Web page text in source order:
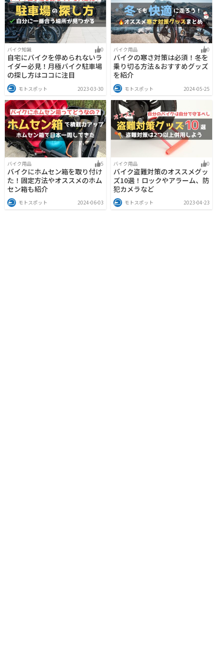
バイク知識 0
自宅にバイクを停められないラ
イダー必見！月極バイク駐車場
の探し方はココに注目
モトスポット 2023-03-30
バイク用品 0
バイクの寒さ対策は必須！冬を
乗り切る方法＆おすすめグッズ
を紹介
モトスポット 2024-05-25
バイク用品 5
バイクにホムセン箱を取り付け
た！固定方法やオススメのホム
セン箱も紹介
モトスポット 2024-06-03
バイク用品 0
バイク盗難対策のオススメグッ
ズ10選！ロックやアラーム、防
犯カメラなど
モトスポット 2023-04-23